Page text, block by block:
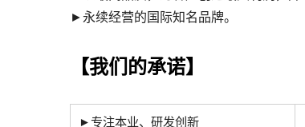
►永续经营的国际知名品牌。
【我们的承诺】
►专注本业、研发创新